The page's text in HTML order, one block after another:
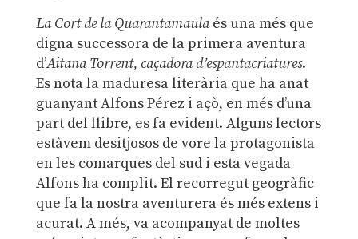
La Cort de la Quarantamaulaés una més que
digna successora de la primera aventura
d’Aitana Torrent, caçadora d’espantacriatures.
Es nota la maduresa literària que ha anat
guanyant Alfons Pérez i açò, en més d’una
part del llibre, es fa evident. Alguns lectors
estàvem desitjosos de vore la protagonista
en les comarques del sud i esta vegada
Alfons ha complit. El recorregut geogràfic
que fa la nostra aventurera és més extens i
acurat. A més, va acompanyat de moltes